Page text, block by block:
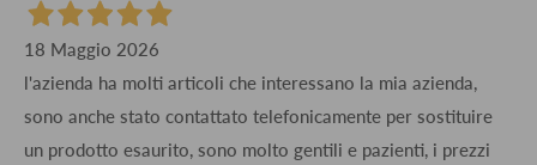
18 Maggio 2026
l'azienda ha molti articoli che interessano la mia azienda,
sono anche stato contattato telefonicamente per sostituire
un prodotto esaurito, sono molto gentili e pazienti, i prezzi